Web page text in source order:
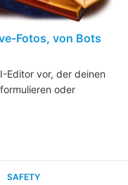
Fotos, von Bots
Editor vor, der deinen
oder
SAFETY